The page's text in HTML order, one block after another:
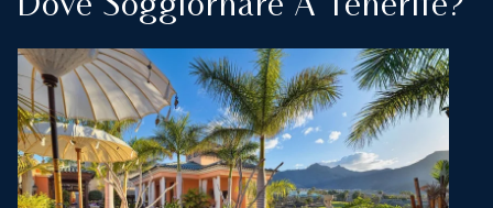
Dove Soggiornare A Tenerife?